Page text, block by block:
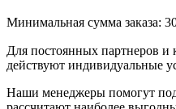
Минимальная сумма заказа:
Для постоянных партнеров
действуют индивидуальные
Наши менеджеры помогут